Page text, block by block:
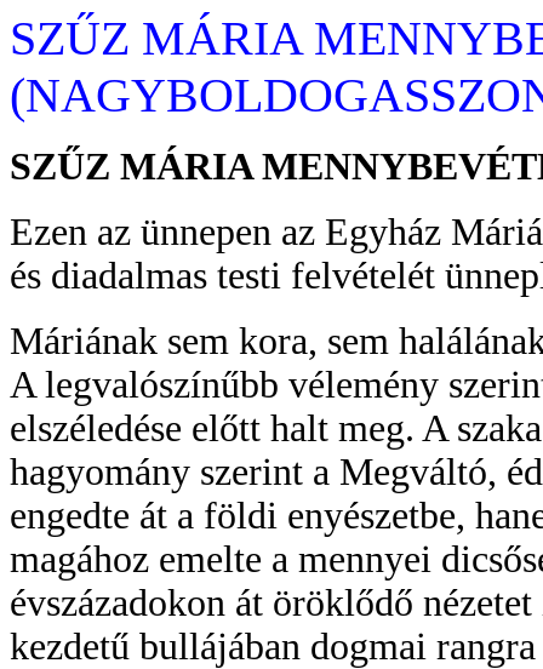
SZŰZ MÁRIA
SZŰZ MÁRIA
Ezen az ünnepen az Egyház
és diadalmas testi felvételét
Máriának sem kora, sem
A legvalószínűbb vélemény
elszéledése előtt halt meg. A
hagyomány szerint a Megváltó,
engedte át a földi enyészetbe,
magához emelte a mennyei
évszázadokon át öröklődő
kezdetű bullájában dogmai